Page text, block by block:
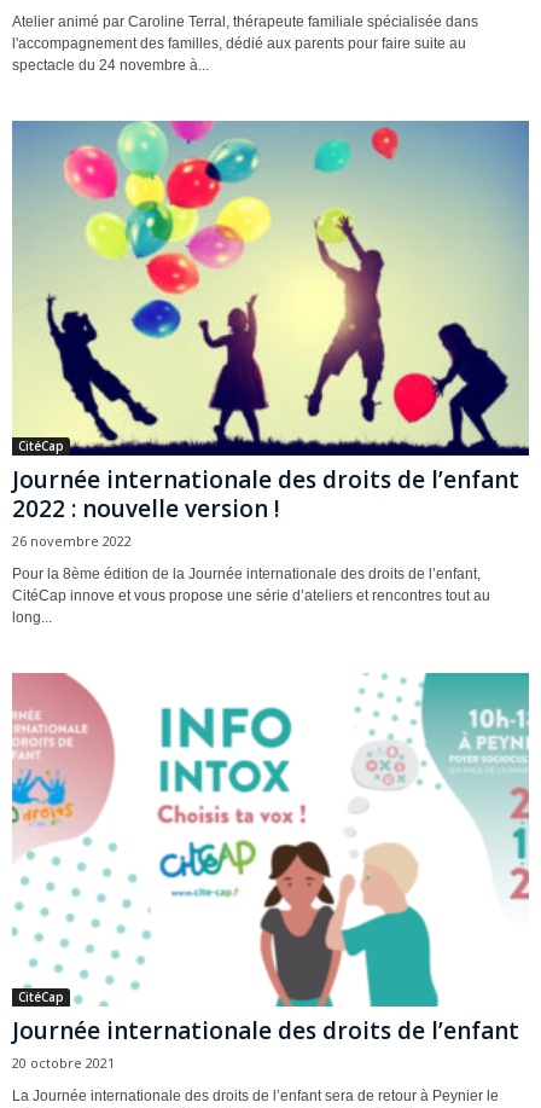
Atelier animé par Caroline Terral, thérapeute familiale spécialisée dans
l'accompagnement des familles, dédié aux parents pour faire suite au
spectacle du 24 novembre à...
CitéCap
Journée internationale des droits de l’enfant
2022 : nouvelle version !
26 novembre 2022
Pour la 8ème édition de la Journée internationale des droits de l’enfant,
CitéCap innove et vous propose une série d’ateliers et rencontres tout au
long...
CitéCap
Journée internationale des droits de l’enfant
20 octobre 2021
La Journée internationale des droits de l’enfant sera de retour à Peynier le